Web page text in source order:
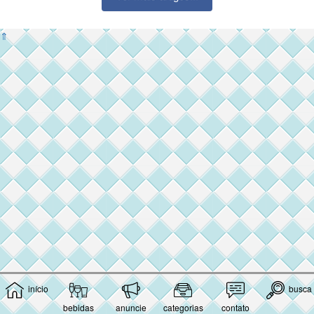
início
bebidas
anuncie categorias contato
busca
⇑